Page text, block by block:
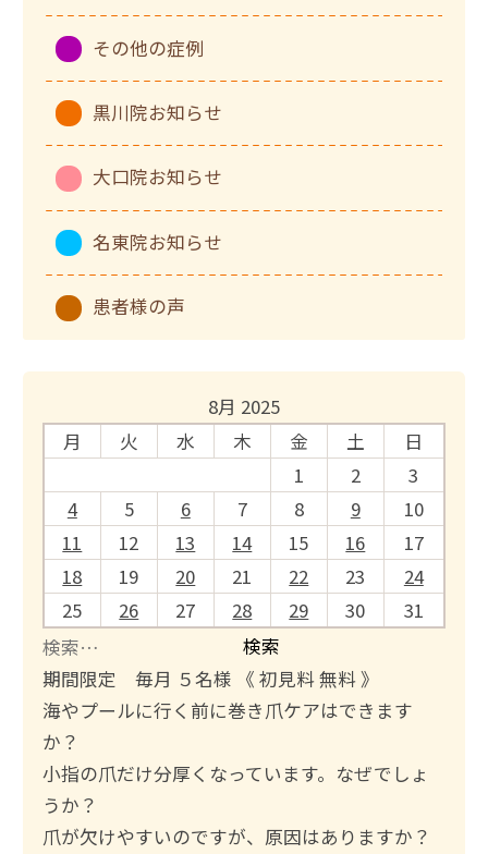
その他の症例
黒川院お知らせ
大口院お知らせ
名東院お知らせ
患者様の声
8月 2025
月
火 水 木 金 土
日
1
2
3
4
5 6 7 8 9
10
11
12 13 14 15 16
17
18
19 20 21 22 23
24
25
26 27 28 29 30
31
検
索
:
期間限定 毎月 ５名様 《 初見料 無料 》
海やプールに行く前に巻き爪ケアはできます
か？
小指の爪だけ分厚くなっています。なぜでしょ
うか？
爪が欠けやすいのですが、原因はありますか？